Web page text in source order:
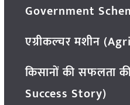
Government
एग्रीकल्चर मशीन
किसानों की सफलता
Success Story)